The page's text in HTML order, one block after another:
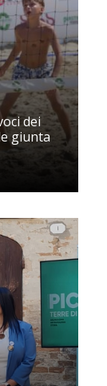
dei
giunta